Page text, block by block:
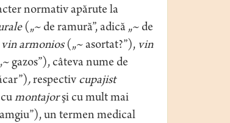
normativ apărute la
(„~ de ramură”, adică „~ de
vin armonios(„~ asortat?”),vin
gazos”), câteva nume de
,respectivcupajist
montajorşi cu mult mai
un termen medical